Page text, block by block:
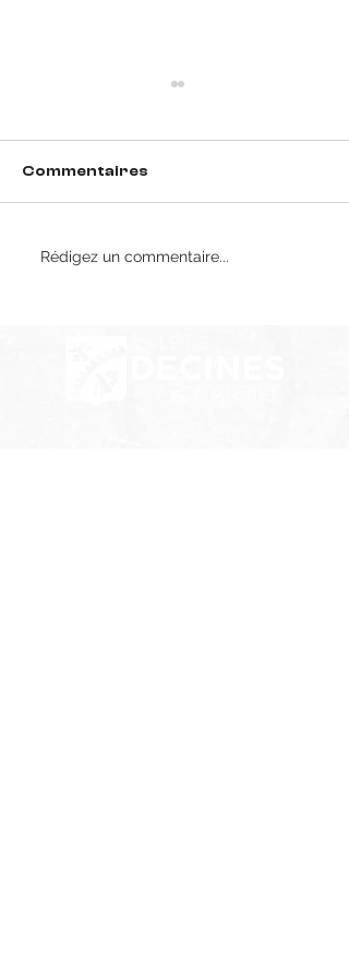
Résultats du week-
Commentaires
Rédigez un commentaire...